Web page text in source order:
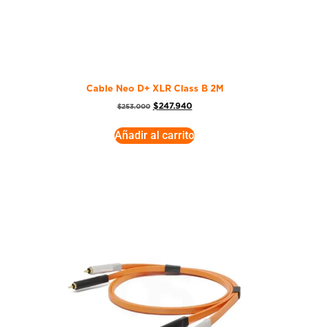
Cable Neo D+ XLR Class B 2M
$253.000 $247.940
Añadir al carrito